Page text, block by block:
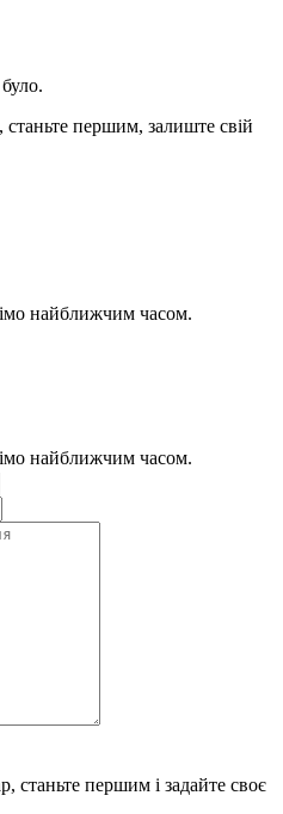
станьте першим, залиште свій
найближчим часом.
найближчим часом.
станьте першим і задайте своє